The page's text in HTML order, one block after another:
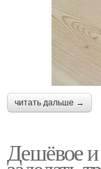
читать дальше →
Дешёвое и